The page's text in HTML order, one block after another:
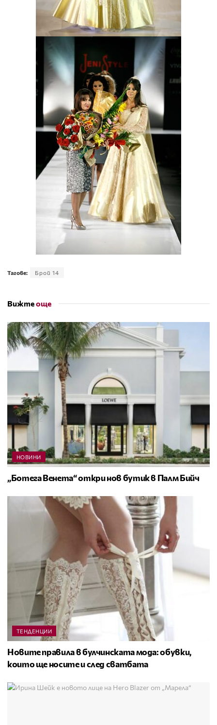
Тагове: Брой 14
Вижтеоще
НОВИНИ
„Ботега Венета“ откри нов бутик в Палм Бийч
ТЕНДЕНЦИИ
Новите правила в булчинската мода: обувки,
които ще носите и след сватбата